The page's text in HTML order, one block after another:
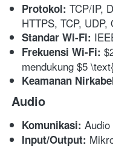
Protokol: TCP/IP,
HTTPS, TCP, UDP,
Standar Wi-Fi:
Frekuensi Wi-Fi:
mendukung $5
Keamanan
Audio
Komunikasi:
Input/Output: